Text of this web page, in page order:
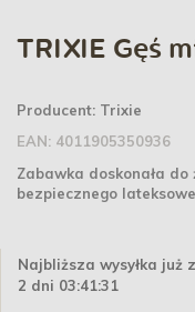
TRIXIE Gęś
Producent: Trixie
EAN: 4011905350936
Zabawka doskonała
bezpiecznego
Najbliższa wysyłka już
2 dni 03:41:31